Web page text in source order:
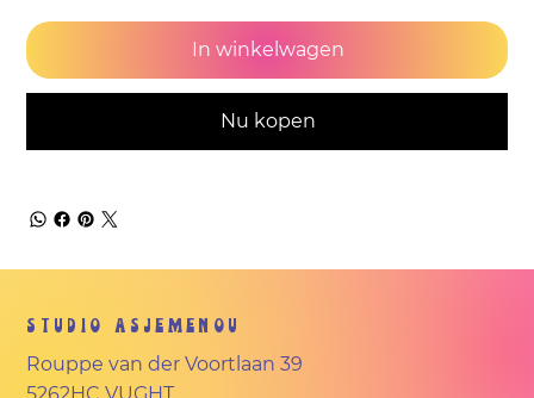
In winkelwagen
Nu kopen
Studio Asjemenou
Rouppe van der Voortlaan 39